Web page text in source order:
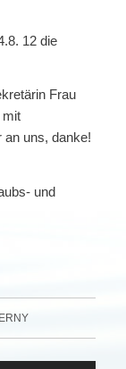
12 die
Frau
mit
an uns, danke!
und